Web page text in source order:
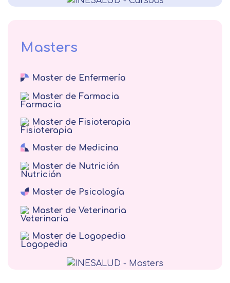
Alergología
Endocrinología
Oftalmología
Terapias complementarias
Neumología
Psiquiatría
Otorrinolaringología
Medicina del Trabajo
Medicina Legal y Forense
Terapia Alternativa
Medicina interna veterinaria
Masters
Master de Enfermería
Master de Farmacia
Master de Fisioterapia
Master de Medicina
Master de Nutrición
Master de Psicología
Master de Veterinaria
Master de Logopedia